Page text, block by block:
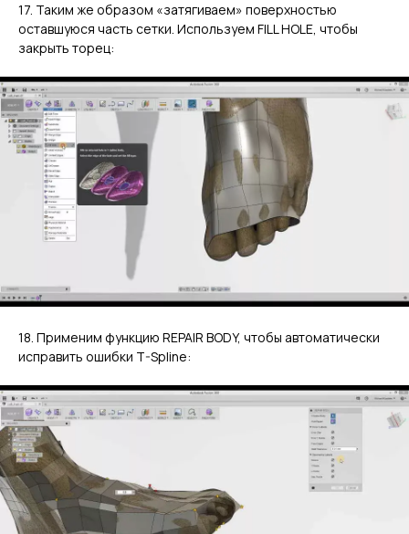
17. Таким же образом «затягиваем» поверхностью
оставшуюся часть сетки. Используем FILL HOLE, чтобы
закрыть торец:
18. Применим функцию REPAIR BODY, чтобы автоматически
исправить ошибки T-Spline: